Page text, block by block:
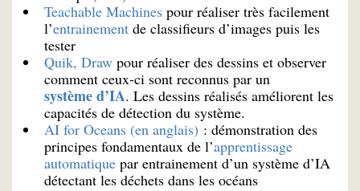
Teachable Machines pour réaliser très facilement
l’entrainement de classifieurs d’images puis les
tester
Quik, Draw pour réaliser des dessins et observer
comment ceux-ci sont reconnus par un
système d’IA. Les dessins réalisés améliorent les
capacités de détection du système.
AI for Oceans (en anglais) : démonstration des
principes fondamentaux de l’apprentissage
automatique par entrainement d’un système d’IA
détectant les déchets dans les océans